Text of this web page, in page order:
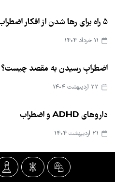
۵ راه برای رها شدن از افکار اضطراب‌آور از طریق تفکیک شناختی
اضطرابِ رسیدن به مقصد چیست؟
داروهای ADHD و اضطراب
آیا بین اضطراب و مه مغزی